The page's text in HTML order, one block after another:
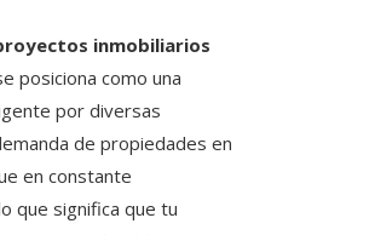
inmobiliarios
posiciona como una
por diversas
de propiedades en
en constante
que significa que tu